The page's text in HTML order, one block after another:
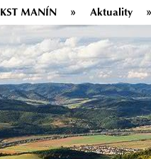
KST MANÍN Aktuality